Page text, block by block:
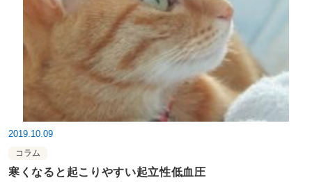
2019.10.09
コラム
寒くなると起こりやすい起立性低血圧